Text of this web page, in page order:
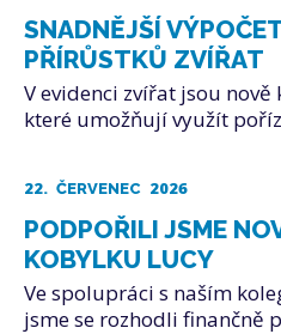
SNADNĚJŠÍ
PŘÍRŮSTKŮ ZVÍŘAT
V evidenci zvířat jsou
které umožňují využít
22. ČERVENEC 2026
PODPOŘILI JSME
KOBYLKU LUCY
Ve spolupráci s naším
jsme se rozhodli finančně